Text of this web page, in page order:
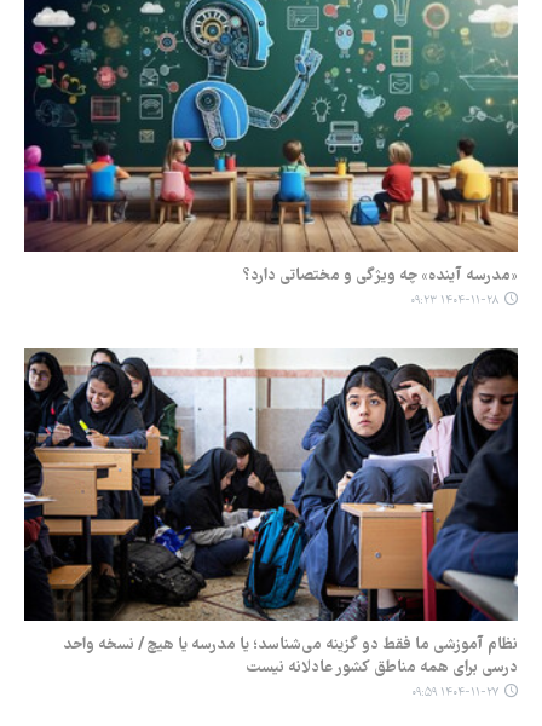
«مدرسه آینده» چه ویژگی و مختصاتی دارد؟
۱۴۰۴-۱۱-۲۸ ۰۹:۲۳
نظام آموزشی ما فقط دو گزینه می‌شناسد؛ یا مدرسه یا هیچ / نسخه واحد
درسی برای همه مناطق کشور عادلانه نیست
۱۴۰۴-۱۱-۲۷ ۰۹:۵۹